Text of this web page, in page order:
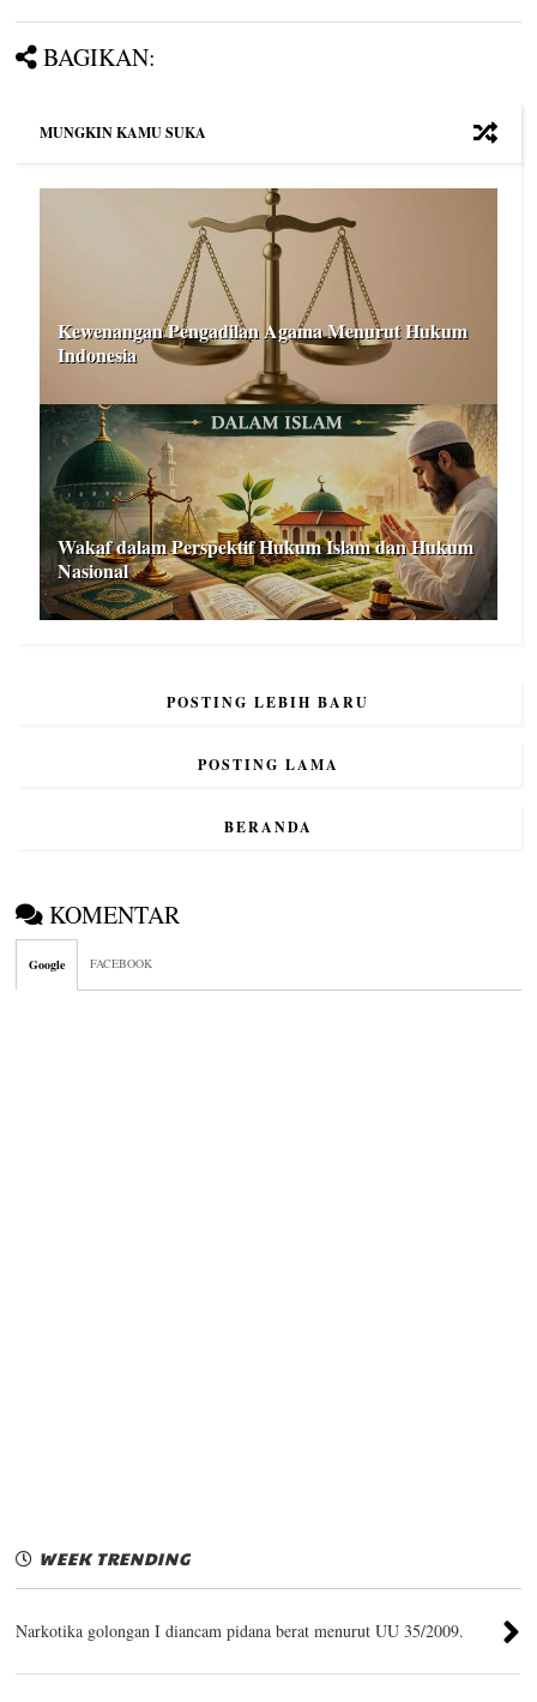
BAGIKAN:
MUNGKIN KAMU SUKA
Kewenangan Pengadilan Agama Menurut Hukum
Indonesia
Wakaf dalam Perspektif Hukum Islam dan Hukum
Nasional
POSTING LEBIH BARU
POSTING LAMA
BERANDA
KOMENTAR
Google FACEBOOK
WEEK TRENDING
Narkotika golongan I diancam pidana berat menurut UU 35/2009.